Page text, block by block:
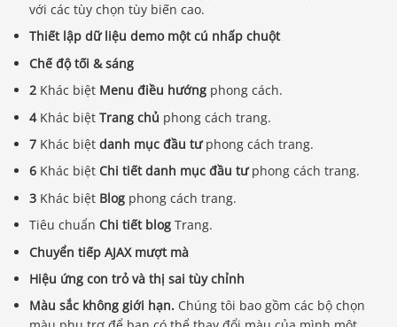
với các tùy chọn tùy biến cao.
Thiết lập dữ liệu demo một cú nhấp chuột
Chế độ tối & sáng
2 Khác biệt Menu điều hướng phong cách.
4 Khác biệtTrang chủ phong cách trang.
7 Khác biệtdanh mục đầu tưphong cách trang.
6 Khác biệt Chi tiết danh mục đầu tưphong cách trang.
3 Khác biệt Blog phong cách trang.
Tiêu chuẩn Chi tiết blogTrang.
Chuyển tiếp AJAX mượt mà
Hiệu ứng con trỏ và thị sai tùy chỉnh
Màu sắc không giới hạn. Chúng tôi bao gồm các bộ chọn